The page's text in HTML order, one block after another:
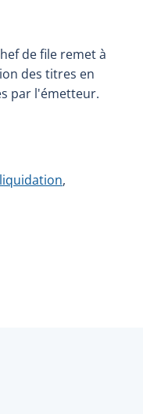
de file remet à
des titres en
par l'émetteur.
,